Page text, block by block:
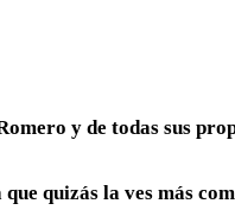
y de todas sus
quizás la ves más